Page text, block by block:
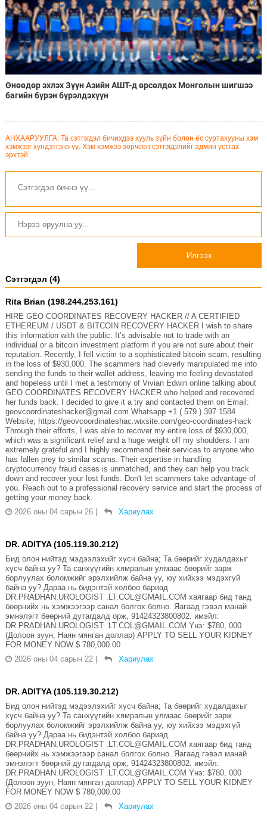
Өнөөдөр эхлэх Зүүн Азийн АШТ-д өрсөлдөх Монголын шигшээ
багийн бүрэн бүрэлдэхүүн
АНХААРУУЛГА: Та сэтгэгдэл бичихдээ хууль зүйн болон ёс суртахууны хэм
хэмжээг хүндэтгэнэ үү. Хэм хэмжээ зөрчсөн сэтгэгдэлийг админ устгах
эрхтэй.
Илгээх
Сэтгэгдэл (4)
Rita Brian (198.244.253.161)
HIRE GEO COORDINATES RECOVERY HACKER // A CERTIFIED
ETHEREUM / USDT & BITCOIN RECOVERY HACKER I wish to share
this information with the public. It’s advisable not to trade with an
individual or a bitcoin investment platform if you are not sure about their
reputation. Recently, I fell victim to a sophisticated bitcoin scam, resulting
in the loss of $930,000. The scammers had cleverly manipulated me into
sending the funds to their wallet address, leaving me feeling devastated
and hopeless until I met a testimony of Vivian Edwin online talking about
GEO COORDINATES RECOVERY HACKER who helped and recovered
her funds back. I decided to give it a try and contacted them on Email:
geovcoordinateshacker@gmail.com Whatsapp +1 ( 579 ) 397 1584
Website; https://geovcoordinateshac.wixsite.com/geo-coordinates-hack
Through their efforts, I was able to recover my entire loss of $930,000,
which was a significant relief and a huge weight off my shoulders. I am
extremely grateful and I highly recommend their services to anyone who
has fallen prey to similar scams. Their expertise in handling
cryptocurrency fraud cases is unmatched, and they can help you track
down and recover your lost funds. Don't let scammers take advantage of
you. Reach out to a professional recovery service and start the process of
getting your money back.
2026 оны 04 сарын 26
Хариулах
DR. ADITYA (105.119.30.212)
Бид олон нийтэд мэдээлэхийг хүсч байна; Та бөөрийг худалдахыг
хүсч байна уу? Та санхүүгийн хямралын улмаас бөөрийг зарж
борлуулах боломжийг эрэлхийлж байна уу, юу хийхээ мэдэхгүй
байна уу? Дараа нь бидэнтэй холбоо бариад
DR.PRADHAN.UROLOGIST .LT.COL@GMAIL.COM хаягаар бид танд
бөөрнийх нь хэмжээгээр санал болгох болно. Яагаад гэвэл манай
эмнэлэгт бөөрний дутагдалд орж, 91424323800802. имэйл:
DR.PRADHAN.UROLOGIST .LT.COL@GMAIL.COM Yнэ: $780, 000
(Долоон зуун, Наян мянган доллар) APPLY TO SELL YOUR KIDNEY
FOR MONEY NOW $ 780,000.00
2026 оны 04 сарын 22
Хариулах
DR. ADITYA (105.119.30.212)
Бид олон нийтэд мэдээлэхийг хүсч байна; Та бөөрийг худалдахыг
хүсч байна уу? Та санхүүгийн хямралын улмаас бөөрийг зарж
борлуулах боломжийг эрэлхийлж байна уу, юу хийхээ мэдэхгүй
байна уу? Дараа нь бидэнтэй холбоо бариад
DR.PRADHAN.UROLOGIST .LT.COL@GMAIL.COM хаягаар бид танд
бөөрнийх нь хэмжээгээр санал болгох болно. Яагаад гэвэл манай
эмнэлэгт бөөрний дутагдалд орж, 91424323800802. имэйл:
DR.PRADHAN.UROLOGIST .LT.COL@GMAIL.COM Yнэ: $780, 000
(Долоон зуун, Наян мянган доллар) APPLY TO SELL YOUR KIDNEY
FOR MONEY NOW $ 780,000.00
2026 оны 04 сарын 22
Хариулах